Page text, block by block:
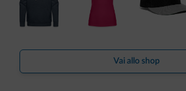
Vai allo shop